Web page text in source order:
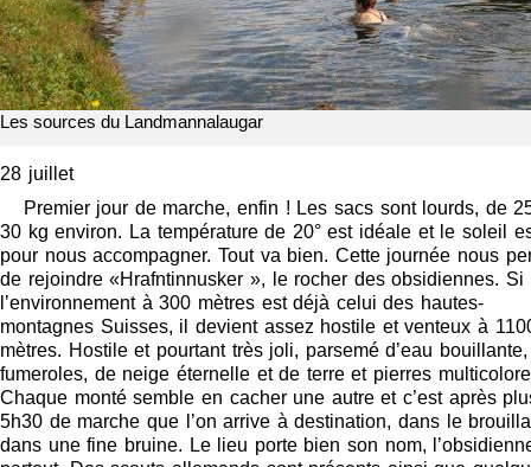
Les sources du Landmannalaugar
28 juillet
Premier jour de marche, enfin ! Les sacs sont lourds, de
30 kg environ. La température de 20° est idéale et le soleil
pour nous accompagner. Tout va bien. Cette journée nous
de rejoindre «Hrafntinnusker », le rocher des obsidiennes. Si
l’environnement à 300 mètres est déjà celui des hautes-
montagnes Suisses, il devient assez hostile et venteux à
mètres. Hostile et pourtant très joli, parsemé d’eau
fumeroles, de neige éternelle et de terre et pierres
Chaque monté semble en cacher une autre et c’est après
5h30 de marche que l’on arrive à destination, dans le
dans une fine bruine. Le lieu porte bien son nom,